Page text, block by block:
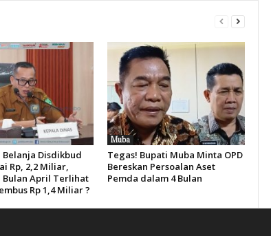
Disdikbud
Rp, 2,2 Miliar,
April Terlihat
Rp 1,4 Miliar ?
Muba
Tegas! Bupati Muba Minta OPD
Bereskan Persoalan Aset
Pemda dalam 4 Bulan